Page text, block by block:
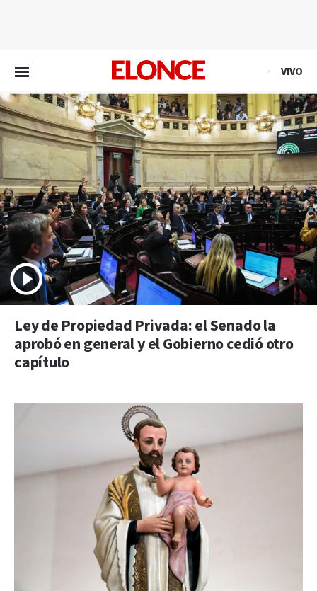
VIVO
Ley de Propiedad Privada: el Senado la
aprobó en general y el Gobierno cedió otro
capítulo